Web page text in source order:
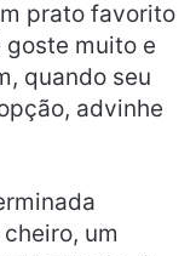
prato favorito
muito e
quando seu
advinhe
um